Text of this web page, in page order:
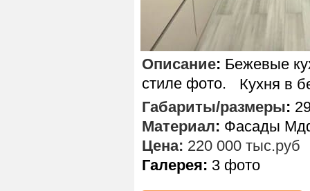
Кухня в
Габариты/размеры:
Материал: Фасады
Цена: 220 000 тыс.руб
Галерея: 3 фото
Описание: Бежевые
стиле фото.